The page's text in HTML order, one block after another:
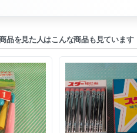
品を見た人はこんな商品も見ています